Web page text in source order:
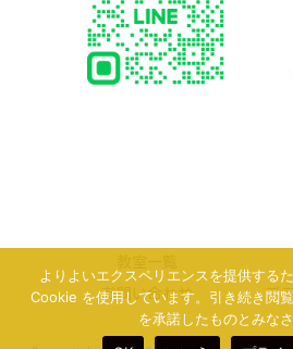
お問い合わせ プ
よりよいエクスペリエンスを提供する
Cookie を使用しています。引き続き閲
を承諾したものとみなさ